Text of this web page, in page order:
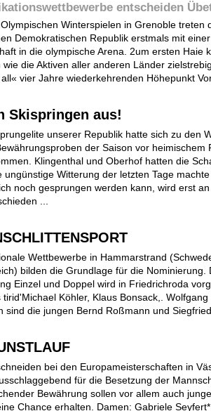
entscheiden
Winterspielen in Grenoble treten
Demokratischen Republik erstmals mit
in die olympische Arena. 2um ersten Haie
wie die Aktiven aller anderen Länder
vier Jahre wiederkehrenden Höhepunkt
Skispringen aus!
unserer Republik hatte sich zu den
der Saison vor heimischem
Klingenthal und Oberhof hatten die
ungünstige Witterung der letzten Tage
noch gesprungen werden kann, wird erst
...
Wettbewerbe in Hammarstrand
bilden die Grundlage für die Nominierung.
Einzel und Doppel wird in Friedrichroda
tirid'Michael Köhler, Klaus Bonsack,.
sind die jungen Bernd Roßmann und
bei den Europameisterschaften in
für die Besetzung der
Bewährung sollen vor allem auch
Chance erhalten. Damen: Gabriele